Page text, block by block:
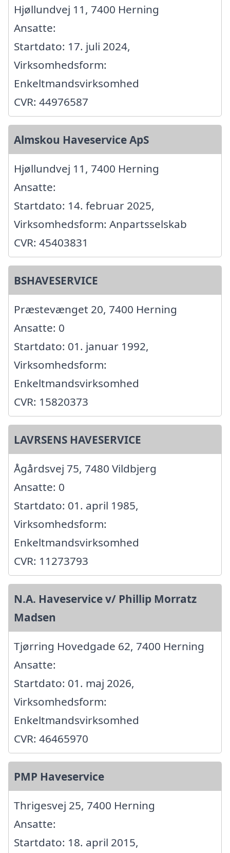
Hjøllundvej 11, 7400 Herning
Ansatte:
Startdato: 17. juli 2024,
Virksomhedsform:
Enkeltmandsvirksomhed
CVR: 44976587
Almskou Haveservice ApS
Hjøllundvej 11, 7400 Herning
Ansatte:
Startdato: 14. februar 2025,
Virksomhedsform: Anpartsselskab
CVR: 45403831
BSHAVESERVICE
Præstevænget 20, 7400 Herning
Ansatte: 0
Startdato: 01. januar 1992,
Virksomhedsform:
Enkeltmandsvirksomhed
CVR: 15820373
LAVRSENS HAVESERVICE
Ågårdsvej 75, 7480 Vildbjerg
Ansatte: 0
Startdato: 01. april 1985,
Virksomhedsform:
Enkeltmandsvirksomhed
CVR: 11273793
N.A. Haveservice v/ Phillip Morratz
Madsen
Tjørring Hovedgade 62, 7400 Herning
Ansatte:
Startdato: 01. maj 2026,
Virksomhedsform:
Enkeltmandsvirksomhed
CVR: 46465970
PMP Haveservice
Thrigesvej 25, 7400 Herning
Ansatte:
Startdato: 18. april 2015,